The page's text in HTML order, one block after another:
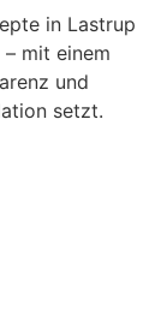
in Lastrup
mit einem
und
setzt.